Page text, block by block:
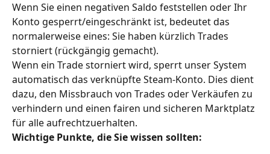
Wenn Sie einen negativen Saldo feststellen oder Ihr
Konto gesperrt/eingeschränkt ist, bedeutet das
normalerweise eines: Sie haben kürzlich Trades
storniert (rückgängig gemacht).
Wenn ein Trade storniert wird, sperrt unser System
automatisch das verknüpfte Steam-Konto. Dies dient
dazu, den Missbrauch von Trades oder Verkäufen zu
verhindern und einen fairen und sicheren Marktplatz
für alle aufrechtzuerhalten.
Wichtige Punkte, die Sie wissen sollten: